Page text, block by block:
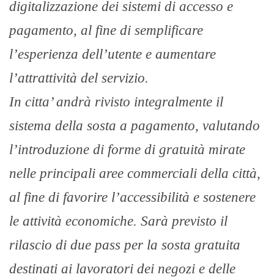
digitalizzazione dei sistemi di accesso e
pagamento, al fine di semplificare
l’esperienza dell’utente e aumentare
l’attrattività del servizio.
In citta’ andrà rivisto integralmente il
sistema della sosta a pagamento, valutando
l’introduzione di forme di gratuità mirate
nelle principali aree commerciali della città,
al fine di favorire l’accessibilità e sostenere
le attività economiche. Sarà previsto il
rilascio di due pass per la sosta gratuita
destinati ai lavoratori dei negozi e delle